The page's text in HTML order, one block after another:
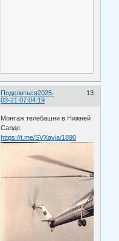
Поделиться 13
2025-
03-21 07:04:19
Монтаж телебашни в Нижней
Салде.
https://t.me/SVXavia/1890